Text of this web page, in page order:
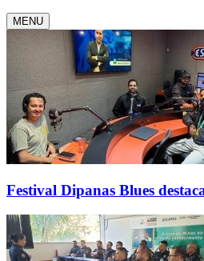
MENU
Festival Dipanas Blues